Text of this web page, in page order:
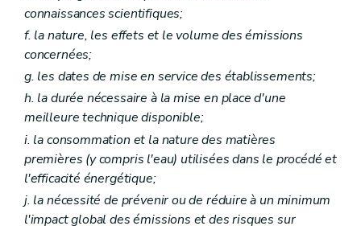
Art. 141
Art. 142
Art. 143
Art. 144
Art. 145
Art. 146
Art. 147
Art. 148
Art. 149
Art. 150
Art. 151
Art. 152
Art. 153
Art. 154
connaissances scientifiques;
f. la nature, les effets et le volume des émissions
concernées;
g. les dates de mise en service des établissements;
h. la durée nécessaire à la mise en place d'une
meilleure technique disponible;
i. la consommation et la nature des matières
premières (y compris l'eau) utilisées dans le procédé et
l'efficacité énergétique;
j. la nécessité de prévenir ou de réduire à un minimum
l'impact global des émissions et des risques sur